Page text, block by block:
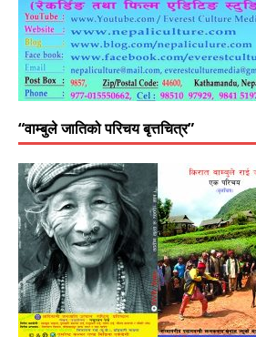
“वाम्बुले जातिको परिचय बृत्तचित्र”